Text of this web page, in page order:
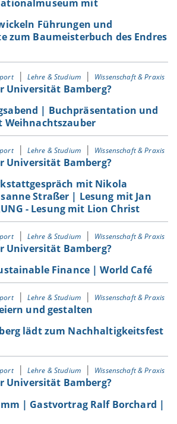
mit
Führungen und
zum Baumeisterbuch des Endres
Lehre & Studium Wissenschaft & Praxis
Universität Bamberg?
| Buchpräsentation und
Weihnachtszauber
Lehre & Studium Wissenschaft & Praxis
Universität Bamberg?
mit Nikola
Straßer | Lesung mit Jan
- Lesung mit Lion Christ
Lehre & Studium Wissenschaft & Praxis
Universität Bamberg?
Finance | World Café
Lehre & Studium Wissenschaft & Praxis
und gestalten
lädt zum Nachhaltigkeitsfest
Lehre & Studium Wissenschaft & Praxis
Universität Bamberg?
| Gastvortrag Ralf Borchard |